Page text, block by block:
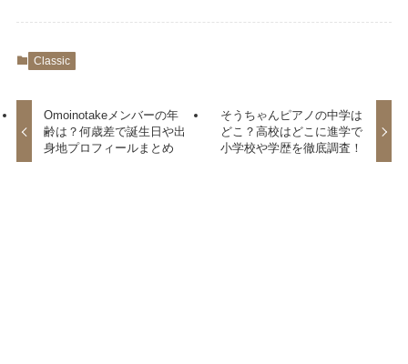
Classic
Omoinotakeメンバーの年
齢は？何歳差で誕生日や出
身地プロフィールまとめ
そうちゃんピアノの中学は
どこ？高校はどこに進学で
小学校や学歴を徹底調査！